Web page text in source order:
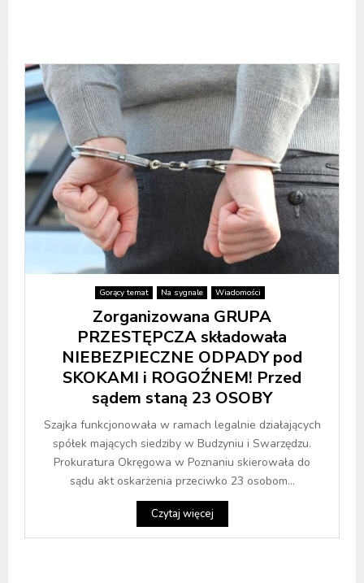
Gorący temat Na sygnale Wiadomości
Zorganizowana GRUPA
PRZESTĘPCZA składowała
NIEBEZPIECZNE ODPADY pod
SKOKAMI i ROGOŹNEM! Przed
sądem staną 23 OSOBY
Szajka funkcjonowała w ramach legalnie działających
spółek mających siedziby w Budzyniu i Swarzędzu.
Prokuratura Okręgowa w Poznaniu skierowała do
sądu akt oskarżenia przeciwko 23 osobom...
Czytaj więcej